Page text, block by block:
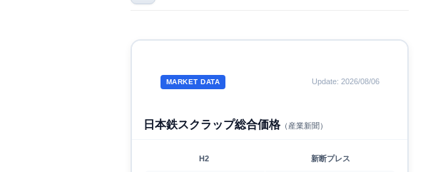
MARKET DATA Update: 2026/08/06
日本鉄スクラップ総合価格（産業新聞）
H2 新断プレス